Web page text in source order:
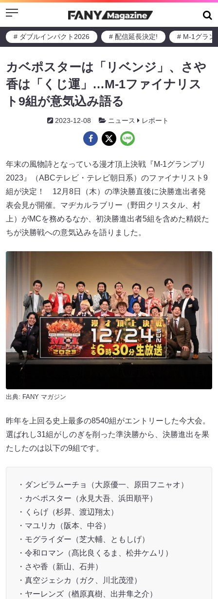
Menu
# ダブルインパクト2026 # 配信延長決定! # M-1グラン
カベポスターは「リベンジ」、さや
香は「くじ運」…M-1ファイナリス
ト9組が意気込み語る
2023-12-08 ニュース レポート
年末の風物詩となっている漫才頂上決戦『M-1グランプリ
2023』（ABCテレビ・テレビ朝日系）のファイナリスト9
組が決定！ 12月8日（木）の準決勝直後に決勝進出者発
表会見が開催。マヂカルラブリー（野田クリスタル、村
上）がMCを務めるなか、初決勝進出者5組を含めた精鋭た
ちが決勝戦への意気込みを語りました。
出典: FANY マガジン
昨年を上回る史上最多の8540組がエントリーした今大会。
選ばれし31組がしのぎを削った準決勝から、決勝進出を果
たしたのは以下の9組です。
・ダンビラムーチョ（大原優一、原田フニャオ）
・カベポスター（永見大吾、浜田順平）
・くらげ（杉昇、渡辺翔太）
・マユリカ（阪本、中谷）
・モグライダー（芝大輔、ともしげ）
・令和ロマン（髙比良くるま、松井ケムリ）
・さや香（新山、石井）
・真空ジェシカ（ガク、川北茂澄）
・ヤーレンズ（楢原真樹、出井隼之介）